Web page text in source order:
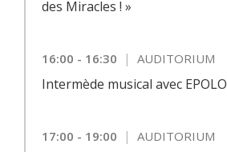
des Miracles ! »
16:00 - 16:30 | AUDITORIUM
Intermède musical avec EPOLO
17:00 - 19:00 | AUDITORIUM